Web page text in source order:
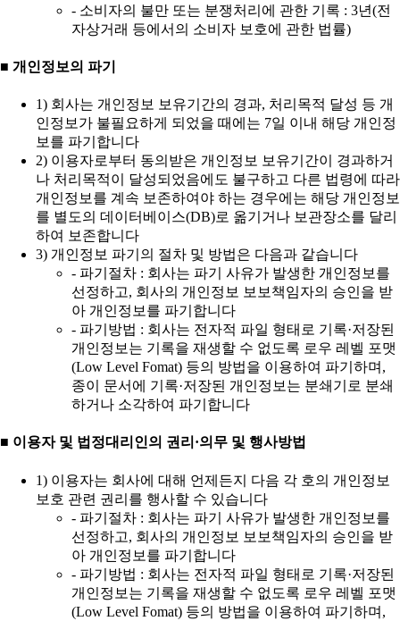
- 소비자의 불만 또는 분쟁처리에 관한 기록 : 3년(전
자상거래 등에서의 소비자 보호에 관한 법률)
■ 개인정보의 파기
1) 회사는 개인정보 보유기간의 경과, 처리목적 달성 등 개
인정보가 불필요하게 되었을 때에는 7일 이내 해당 개인정
보를 파기합니다
2) 이용자로부터 동의받은 개인정보 보유기간이 경과하거
나 처리목적이 달성되었음에도 불구하고 다른 법령에 따라
개인정보를 계속 보존하여야 하는 경우에는 해당 개인정보
를 별도의 데이터베이스(DB)로 옮기거나 보관장소를 달리
하여 보존합니다
3) 개인정보 파기의 절차 및 방법은 다음과 같습니다
- 파기절차 : 회사는 파기 사유가 발생한 개인정보를
선정하고, 회사의 개인정보 보보책임자의 승인을 받
아 개인정보를 파기합니다
- 파기방법 : 회사는 전자적 파일 형태로 기록·저장된
개인정보는 기록을 재생할 수 없도록 로우 레벨 포맷
(Low Level Fomat) 등의 방법을 이용하여 파기하며,
종이 문서에 기록·저장된 개인정보는 분쇄기로 분쇄
하거나 소각하여 파기합니다
■ 이용자 및 법정대리인의 권리·의무 및 행사방법
1) 이용자는 회사에 대해 언제든지 다음 각 호의 개인정보
보호 관련 권리를 행사할 수 있습니다
- 파기절차 : 회사는 파기 사유가 발생한 개인정보를
선정하고, 회사의 개인정보 보보책임자의 승인을 받
아 개인정보를 파기합니다
- 파기방법 : 회사는 전자적 파일 형태로 기록·저장된
개인정보는 기록을 재생할 수 없도록 로우 레벨 포맷
(Low Level Fomat) 등의 방법을 이용하여 파기하며,